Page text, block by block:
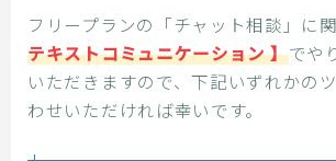
フリープランの「チャット相談」に
テキストコミュニケーション 】でや
いただきますので、下記いずれかの
わせいただければ幸いです。